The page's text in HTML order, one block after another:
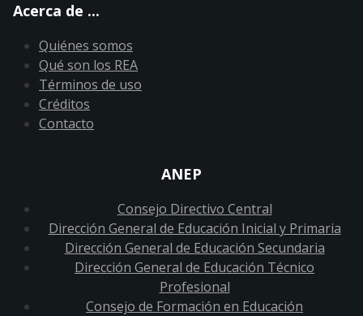
Acerca de ...
Quiénes somos
Qué son los REA
Términos de uso
Créditos
Contacto
ANEP
Consejo Directivo Central
Dirección General de Educación Inicial y Primaria
Dirección General de Educación Secundaria
Dirección General de Educación Técnico
Profesional
Consejo de Formación en Educación